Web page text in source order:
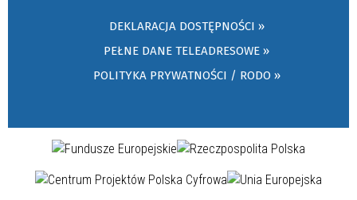
DEKLARACJA DOSTĘPNOŚCI »
PEŁNE DANE TELEADRESOWE »
POLITYKA PRYWATNOŚCI / RODO »